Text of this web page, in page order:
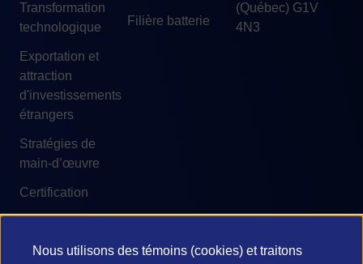
Transformation
technologique
Exportation et
attraction
d'investissements
étrangers
Stratégies de
main-d’œuvre
Certification
Filière batterie
(Québec) G1V
4N3
Nous utilisons des témoins (cookies) et traitons